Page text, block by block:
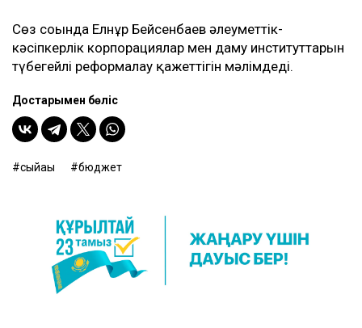
Сөз соңында Елнұр Бейсенбаев әлеуметтік-
кәсіпкерлік корпорациялар мен даму институттарын
түбегейлі реформалау қажеттігін мәлімдеді.
Достарыңмен бөліс
сыйақы бюджет